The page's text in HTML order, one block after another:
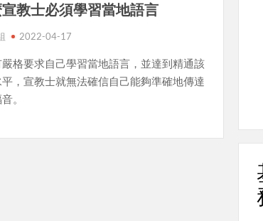
教士必須學習當地語言
2022-04-17
格要求自己學習當地語言，並達到精通該
，宣教士就無法確信自己能夠準確地傳達
。